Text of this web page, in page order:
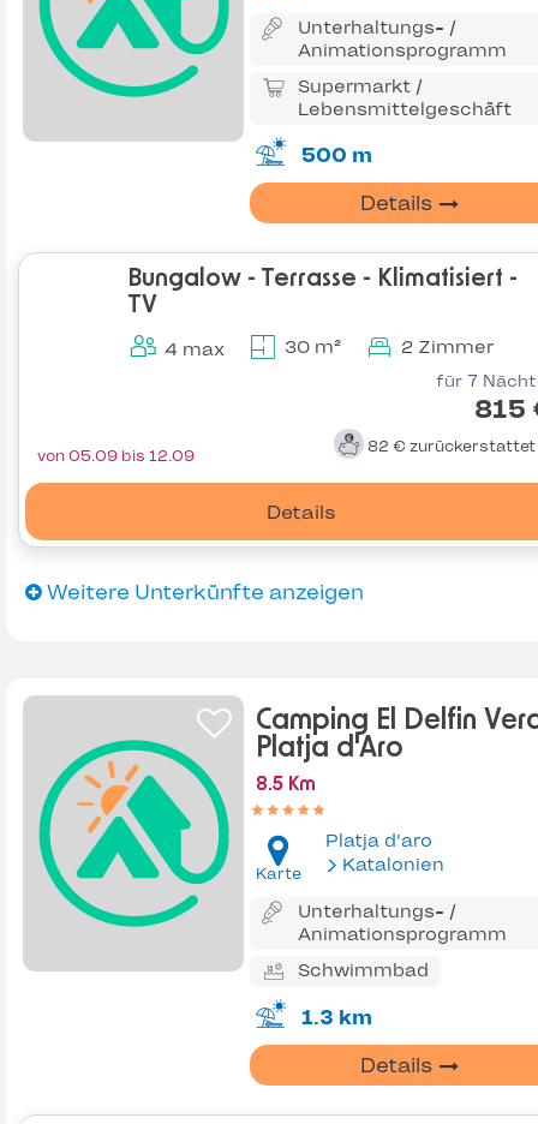
Unterhaltungs- /
Animationsprogramm
Supermarkt /
Lebensmittelgeschäft
500 m
Details
Bungalow - Terrasse - Klimatisiert -
TV
4 max 30 m² 2 Zimmer
für 7
815
82 € zurückerstattet
Details
von 05.09 bis 12.09
Weitere Unterkünfte anzeigen
Camping El Delfin
Platja d'Aro
8.5 Km
Karte
Platja d'aro
Katalonien
Unterhaltungs- /
Animationsprogramm
Schwimmbad
1.3 km
Details